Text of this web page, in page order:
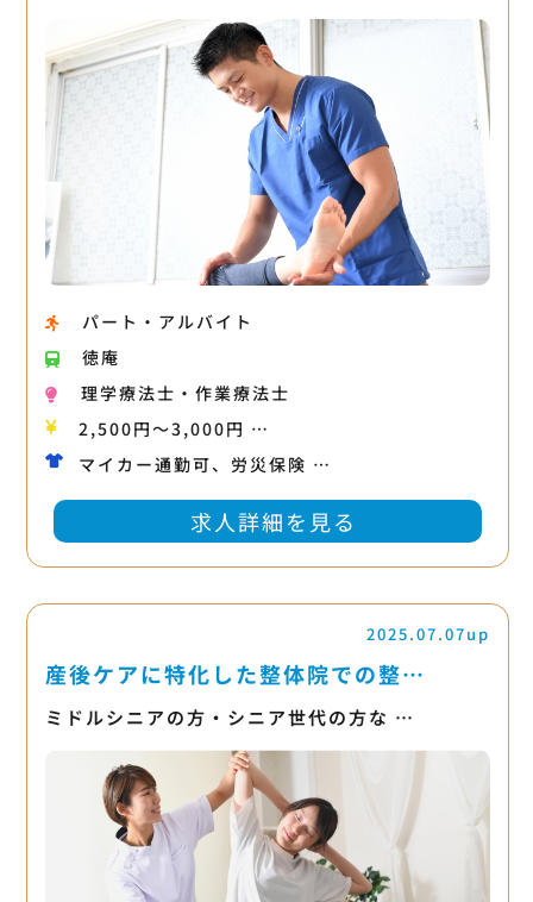
パート・アルバイト
徳庵
理学療法士・作業療法士
2,500円〜3,000円 …
マイカー通勤可、労災保険 …
求人詳細を見る
2025.07.07up
産後ケアに特化した整体院での整…
ミドルシニアの方・シニア世代の方な …